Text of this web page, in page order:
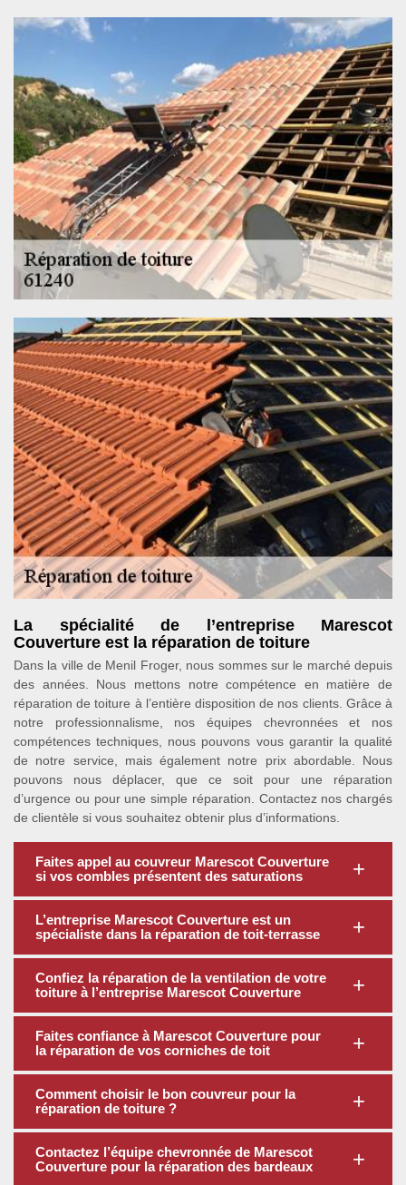
La spécialité de l’entreprise Marescot
Couverture est la réparation de toiture
Dans la ville de Menil Froger, nous sommes sur le marché depuis
des années. Nous mettons notre compétence en matière de
réparation de toiture à l’entière disposition de nos clients. Grâce à
notre professionnalisme, nos équipes chevronnées et nos
compétences techniques, nous pouvons vous garantir la qualité
de notre service, mais également notre prix abordable. Nous
pouvons nous déplacer, que ce soit pour une réparation
d’urgence ou pour une simple réparation. Contactez nos chargés
de clientèle si vous souhaitez obtenir plus d’informations.
Faites appel au couvreur Marescot Couverture
si vos combles présentent des saturations
L’entreprise Marescot Couverture est un
spécialiste dans la réparation de toit-terrasse
Confiez la réparation de la ventilation de votre
toiture à l’entreprise Marescot Couverture
Faites confiance à Marescot Couverture pour
la réparation de vos corniches de toit
Comment choisir le bon couvreur pour la
réparation de toiture ?
Contactez l’équipe chevronnée de Marescot
Couverture pour la réparation des bardeaux